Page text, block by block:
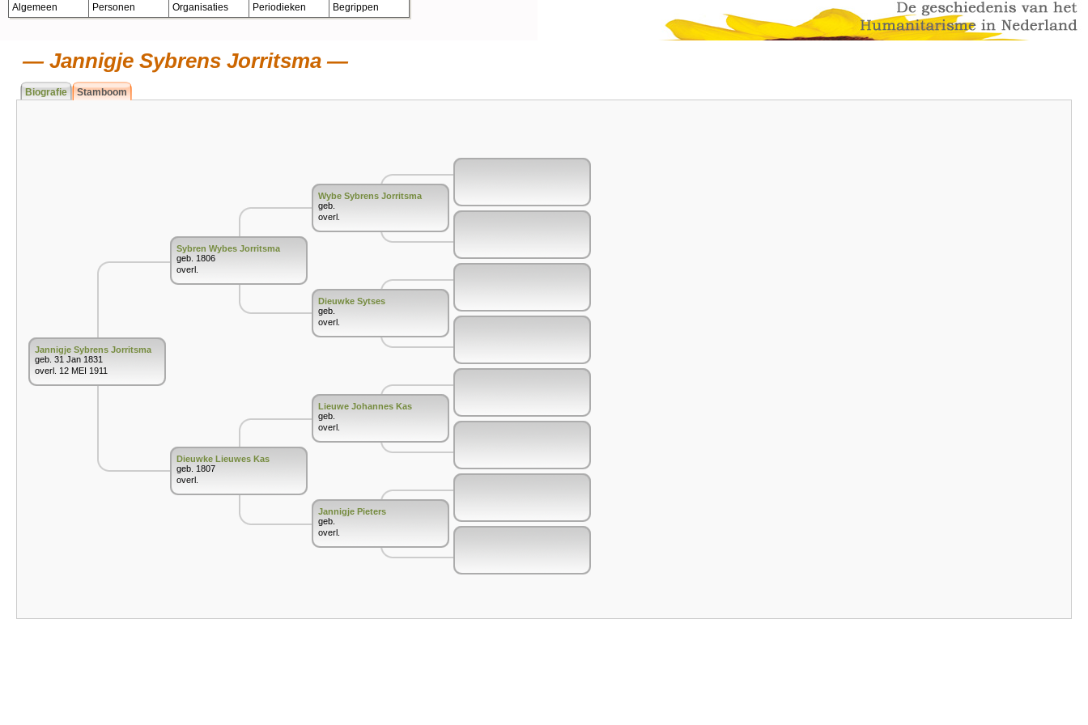
Algemeen Personen Organisaties Periodieken Begrippen
Jannigje Sybrens Jorritsma
Biografie Stamboom
Jannigje Sybrens Jorritsma
geb. 31 Jan 1831
overl. 12 MEI 1911
Sybren Wybes Jorritsma
geb. 1806
overl.
Dieuwke Lieuwes Kas
geb. 1807
overl.
Wybe Sybrens Jorritsma
geb.
overl.
Dieuwke Sytses
geb.
overl.
Lieuwe Johannes Kas
geb.
overl.
Jannigje Pieters
geb.
overl.